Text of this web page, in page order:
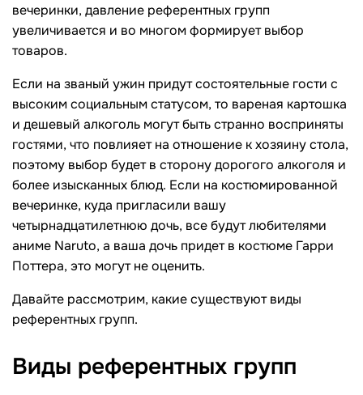
вечеринки, давление референтных групп
увеличивается и во многом формирует выбор
товаров.
Если на званый ужин придут состоятельные гости с
высоким социальным статусом, то вареная картошка
и дешевый алкоголь могут быть странно восприняты
гостями, что повлияет на отношение к хозяину стола,
поэтому выбор будет в сторону дорогого алкоголя и
более изысканных блюд. Если на костюмированной
вечеринке, куда пригласили вашу
четырнадцатилетнюю дочь, все будут любителями
аниме Naruto, а ваша дочь придет в костюме Гарри
Поттера, это могут не оценить.
Давайте рассмотрим, какие существуют виды
референтных групп.
Виды референтных групп